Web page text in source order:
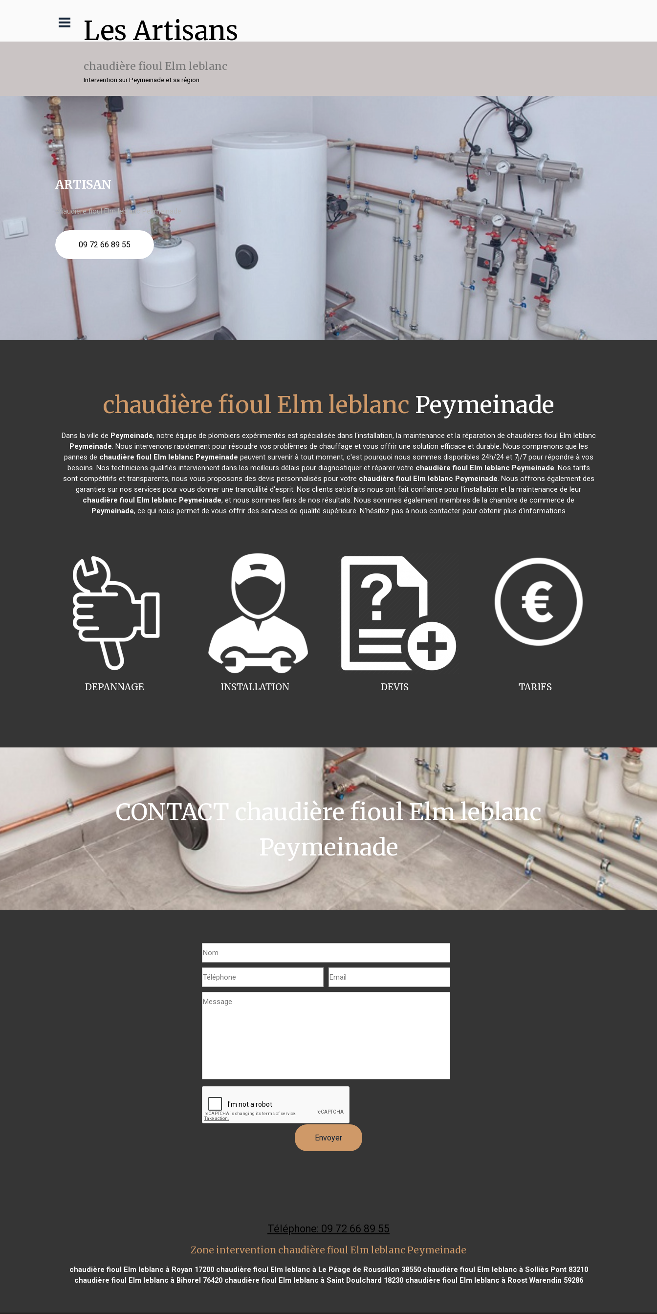
Les Artisans
chaudière fioul Elm leblanc
Intervention sur Peymeinade et sa région
ARTISAN
chaudière fioul Elm leblanc Peymeinade
09 72 66 89 55
chaudière fioul Elm leblanc Peymeinade
Dans la ville de Peymeinade, notre équipe de plombiers expérimentés est spécialisée dans l'installation, la maintenance et la réparation de chaudières fioul Elm leblanc
Peymeinade. Nous intervenons rapidement pour résoudre vos problèmes de chauffage et vous offrir une solution efficace et durable. Nous comprenons que les
pannes de chaudière fioul Elm leblanc Peymeinade peuvent survenir à tout moment, c'est pourquoi nous sommes disponibles 24h/24 et 7j/7 pour répondre à vos
besoins. Nos techniciens qualifiés interviennent dans les meilleurs délais pour diagnostiquer et réparer votre chaudière fioul Elm leblanc Peymeinade. Nos tarifs
sont compétitifs et transparents, nous vous proposons des devis personnalisés pour votre chaudière fioul Elm leblanc Peymeinade. Nous offrons également des
garanties sur nos services pour vous donner une tranquillité d'esprit. Nos clients satisfaits nous ont fait confiance pour l'installation et la maintenance de leur
chaudière fioul Elm leblanc Peymeinade, et nous sommes fiers de nos résultats. Nous sommes également membres de la chambre de commerce de
Peymeinade, ce qui nous permet de vous offrir des services de qualité supérieure. N'hésitez pas à nous contacter pour obtenir plus d'informations
INSTALLATION
DEPANNAGE TARIFS
DEVIS
CONTACT chaudière fioul Elm leblanc
Peymeinade
Téléphone: 09 72 66 89 55
Zone intervention chaudière fioul Elm leblanc Peymeinade
chaudière fioul Elm leblanc à Royan 17200chaudière fioul Elm leblanc à Le Péage de Roussillon 38550chaudière fioul Elm leblanc à Solliès Pont 83210
chaudière fioul Elm leblanc à Bihorel 76420chaudière fioul Elm leblanc à Saint Doulchard 18230chaudière fioul Elm leblanc à Roost Warendin 59286